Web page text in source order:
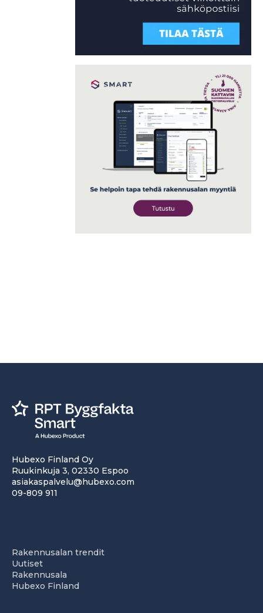
Hubexo Finland Oy
Ruukinkuja 3, 02330 Espoo
asiakaspalvelu@hubexo.com
09-809 911
Rakennusalan trendit
Uutiset
Rakennusala
Hubexo Finland